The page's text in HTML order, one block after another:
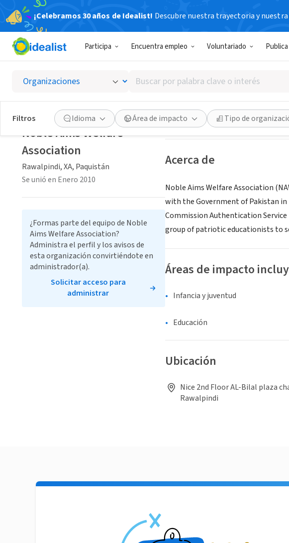
¡Celebramos 30 años de Idealist! Descubre nuestra trayectoria y
Participa Encuentra empleo Voluntariado Publica
Buscar
por
palabra
clave
o
interés
Filtros Idioma Área de impacto Tipo de
Noble Aims
Rawalpindi, XA, Paquistán |
Guardar Compartir
Acerca de
Noble Aims Welfare Association
with the Government of Pakistan in
Commission Authentication Service
group of patriotic educationists to
Áreas de impacto
Infancia y juventud
Educación
Ubicación
Nice 2nd Floor AL-Bilal plaza
Rawalpindi
Noble Aims Welfare
Association
Rawalpindi, XA, Paquistán
Se unió en Enero 2010
¿Formas parte del equipo de Noble
Aims Welfare Association?
Administra el perfil y los avisos de
esta organización convirtiéndote en
administrador(a).
Solicitar acceso para
administrar